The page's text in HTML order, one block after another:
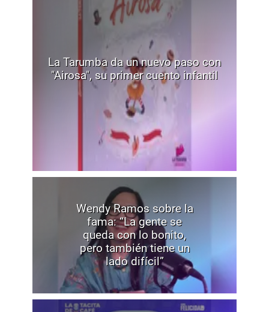
La Tarumba da un nuevo paso con
"Airosa", su primer cuento infantil
Wendy Ramos sobre la
fama: “La gente se
queda con lo bonito,
pero también tiene un
lado difícil”